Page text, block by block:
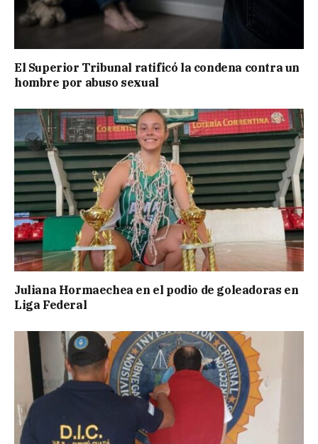
El Superior Tribunal ratificó la condena contra un
hombre por abuso sexual
Juliana Hormaechea en el podio de goleadoras en
Liga Federal